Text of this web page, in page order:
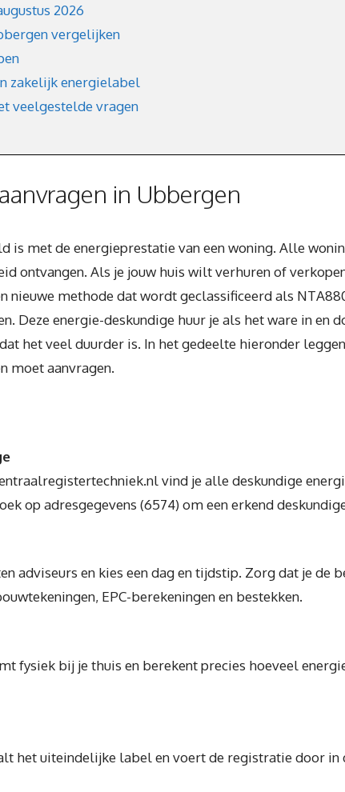
2026
vergelijken
zakelijk energielabel
veelgestelde vragen
in Ubbergen
is met de energieprestatie van een woning. Alle
ontvangen. Als je jouw huis wilt verhuren of
nieuwe methode dat wordt geclassificeerd als
Deze energie-deskundige huur je als het ware in en
het veel duurder is. In het gedeelte hieronder
moet aanvragen.
vind je alle deskundige
op adresgegevens (6574) om een erkend
adviseurs en kies een dag en tijdstip. Zorg dat je de
EPC-berekeningen en bestekken.
fysiek bij je thuis en berekent precies hoeveel
het uiteindelijke label en voert de registratie door in